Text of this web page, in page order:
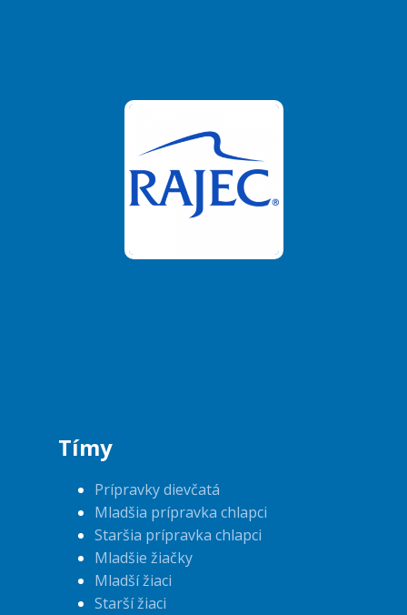
Tímy
Prípravky dievčatá
Mladšia prípravka chlapci
Staršia prípravka chlapci
Mladšie žiačky
Mladší žiaci
Starší žiaci